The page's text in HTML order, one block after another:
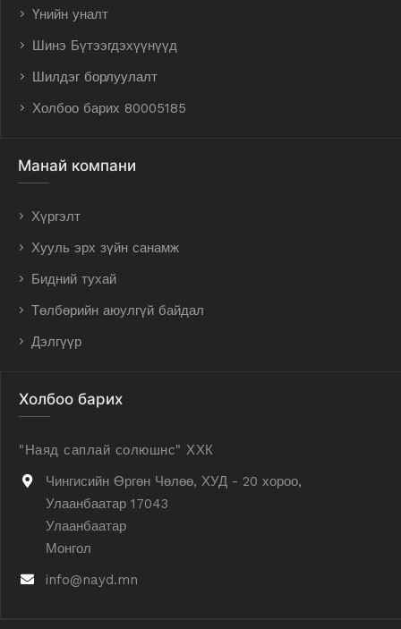
Үнийн уналт
Шинэ Бүтээгдэхүүнүүд
Шилдэг борлуулалт
Холбоо барих 80005185
Манай компани
Хүргэлт
Хууль эрх зүйн санамж
Бидний тухай
Төлбөрийн аюулгүй байдал
Дэлгүүр
Холбоо барих
"Наяд саплай солюшнс" ХХК
Чингисийн Өргөн Чөлөө, ХУД - 20 хороо,
Улаанбаатар 17043
Улаанбаатар
Монгол
info@nayd.mn